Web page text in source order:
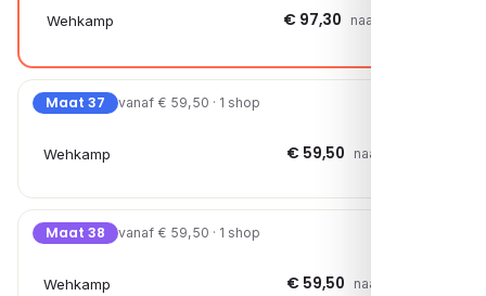
Wehkamp € 97,30 naar shop →
Maat 37 vanaf € 59,50 · 1 shop
Wehkamp € 59,50 naar shop →
Maat 38 vanaf € 59,50 · 1 shop
Wehkamp € 59,50 naar shop →